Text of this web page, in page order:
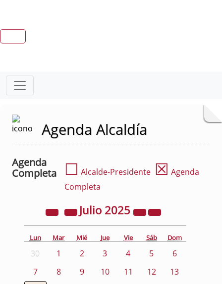
Agenda Alcaldía
Agenda
Completa
☐ Alcalde-Presidente ☒ Agenda
Completa
Julio 2025
Lun Mar Mié Jue Vie Sáb Dom
30 1 2 3 4 5
6
7
8 9 10 11 12
13